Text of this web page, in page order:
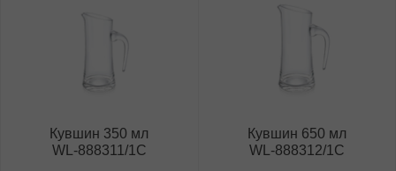
Кувшин 350 мл
WL‑888311/1C
Кувшин 650 мл
WL‑888312/1C